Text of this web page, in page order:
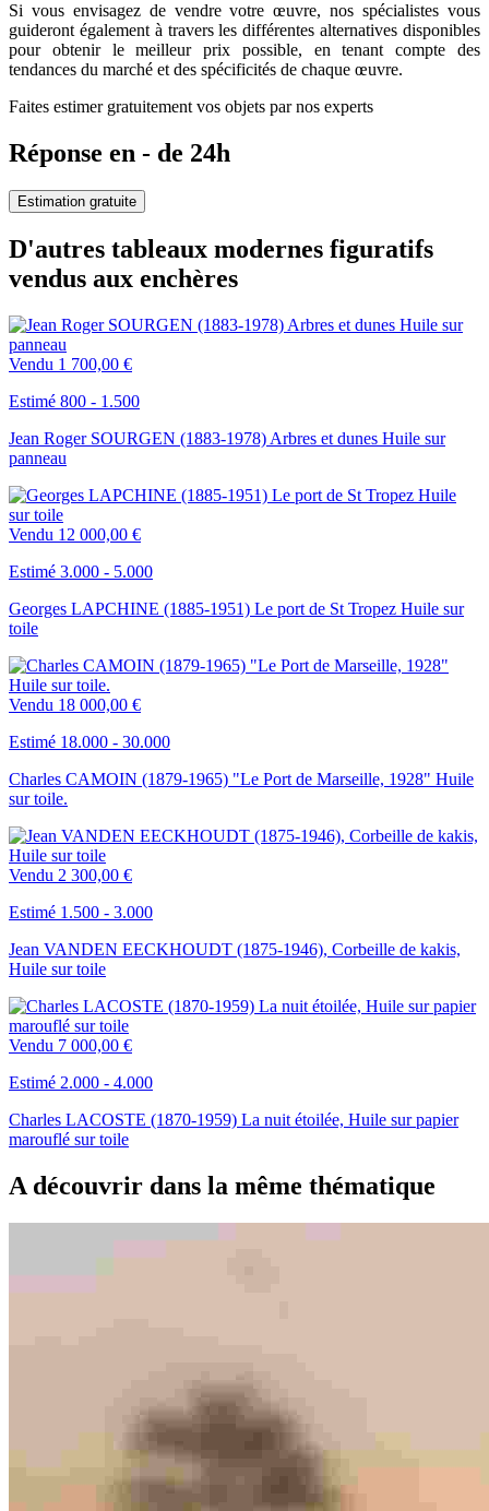
Si vous envisagez de vendre votre œuvre, nos spécialistes vous
guideront également à travers les différentes alternatives disponibles
pour obtenir le meilleur prix possible, en tenant compte des
tendances du marché et des spécificités de chaque œuvre.
Faites estimer gratuitement vos objets par nos experts
Réponse en - de 24h
Estimation gratuite
D'autres tableaux modernes figuratifs
vendus aux enchères
Vendu 1 700,00 €
Estimé 800 - 1.500
Jean Roger SOURGEN (1883-1978) Arbres et dunes Huile sur
panneau
Vendu 12 000,00 €
Estimé 3.000 - 5.000
Georges LAPCHINE (1885-1951) Le port de St Tropez Huile sur
toile
Vendu 18 000,00 €
Estimé 18.000 - 30.000
Charles CAMOIN (1879-1965) "Le Port de Marseille, 1928" Huile
sur toile.
Vendu 2 300,00 €
Estimé 1.500 - 3.000
Jean VANDEN EECKHOUDT (1875-1946), Corbeille de kakis,
Huile sur toile
Vendu 7 000,00 €
Estimé 2.000 - 4.000
Charles LACOSTE (1870-1959) La nuit étoilée, Huile sur papier
marouflé sur toile
A découvrir dans la même thématique